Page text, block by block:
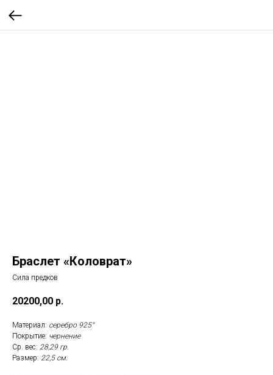
Браслет «Коловрат»
Сила предков
20200,00 р.
Материал: серебро 925°
Покрытие: чернение
Ср. вес: 28,29 гр.
Размер: 22,5 см.